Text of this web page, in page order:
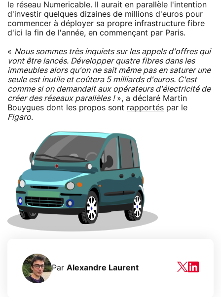
le réseau Numericable. Il aurait en parallèle l'intention
d'investir quelques dizaines de millions d'euros pour
commencer à déployer sa propre infrastructure fibre
d'ici la fin de l'année, en commençant par Paris.
« Nous sommes très inquiets sur les appels d'offres qui
vont être lancés. Développer quatre fibres dans les
immeubles alors qu'on ne sait même pas en saturer une
seule est inutile et coûtera 5 milliards d'euros. C'est
comme si on demandait aux opérateurs d'électricité de
créer des réseaux parallèles !», a déclaré Martin
Bouygues dont les propos sont rapportés par le
Figaro.
Par Alexandre Laurent